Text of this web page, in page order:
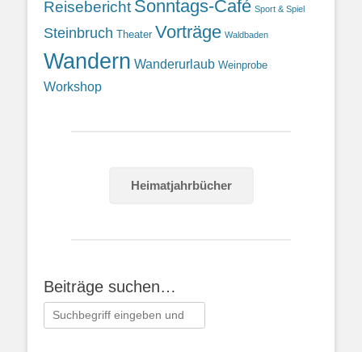
Reisebericht Sonntags-Café Sport & Spiel
Steinbruch Theater Vorträge Waldbaden
Wandern Wanderurlaub Weinprobe
Workshop
Heimatjahrbücher
Beiträge suchen…
Suchen
nach: